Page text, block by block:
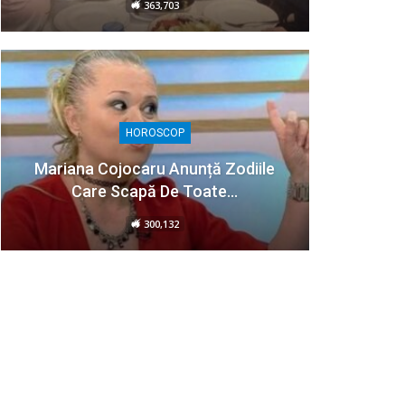
363,703
HOROSCOP
Mariana Cojocaru Anunță Zodiile
Care Scapă De Toate…
300,132